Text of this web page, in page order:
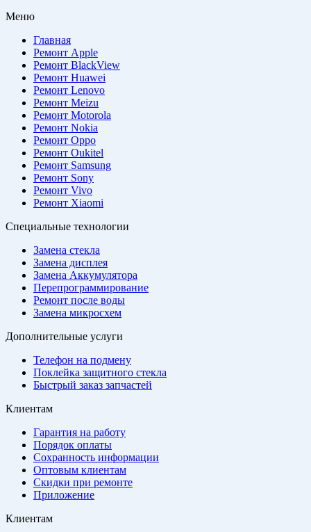
Меню
Главная
Ремонт Apple
Ремонт BlackView
Ремонт Huawei
Ремонт Lenovo
Ремонт Meizu
Ремонт Motorola
Ремонт Nokia
Ремонт Oppo
Ремонт Oukitel
Ремонт Samsung
Ремонт Sony
Ремонт Vivo
Ремонт Xiaomi
Специальные технологии
Замена стекла
Замена дисплея
Замена Аккумулятора
Перепрограммирование
Ремонт после воды
Замена микросхем
Дополнительные услуги
Телефон на подмену
Поклейка защитного стекла
Быстрый заказ запчастей
Клиентам
Гарантия на работу
Порядок оплаты
Сохранность информации
Оптовым клиентам
Скидки при ремонте
Приложение
Клиентам